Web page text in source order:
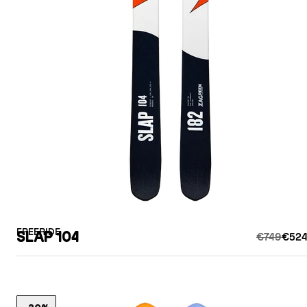
FREERIDE
SLAP 104 €749